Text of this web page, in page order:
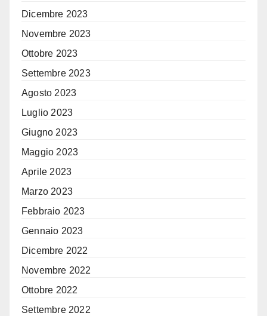
Dicembre 2023
Novembre 2023
Ottobre 2023
Settembre 2023
Agosto 2023
Luglio 2023
Giugno 2023
Maggio 2023
Aprile 2023
Marzo 2023
Febbraio 2023
Gennaio 2023
Dicembre 2022
Novembre 2022
Ottobre 2022
Settembre 2022